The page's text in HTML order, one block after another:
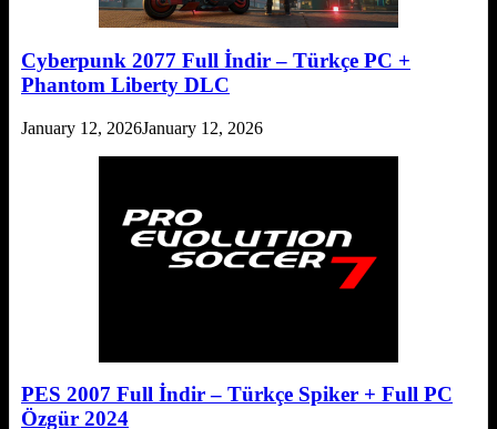
Cyberpunk 2077 Full İndir – Türkçe PC +
Phantom Liberty DLC
January 12, 2026January 12, 2026
PES 2007 Full İndir – Türkçe Spiker + Full PC
Özgür 2024